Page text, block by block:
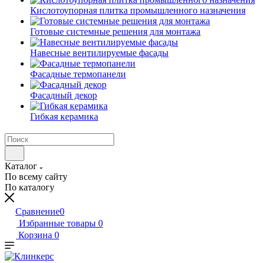
Кислотоупорная плитка промышленного назначения
Готовые системные решения для монтажа
Навесные вентилируемые фасады
Фасадные термопанели
Фасадный декор
Гибкая керамика
Каталог
По всему сайту
По каталогу
Сравнение0
Избранные товары 0
Корзина 0